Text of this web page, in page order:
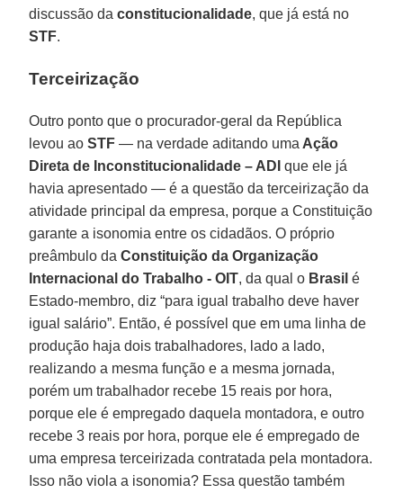
discussão daconstitucionalidade, que já está no
STF.
Terceirização
Outro ponto que o procurador-geral da República
levou aoSTF — na verdade aditando uma Ação
Direta de Inconstitucionalidade – ADI que ele já
havia apresentado — é a questão da terceirização da
atividade principal da empresa, porque a Constituição
garante a isonomia entre os cidadãos. O próprio
preâmbulo da Constituição da Organização
Internacional do Trabalho - OIT, da qual o Brasil é
Estado-membro, diz “para igual trabalho deve haver
igual salário”. Então, é possível que em uma linha de
produção haja dois trabalhadores, lado a lado,
realizando a mesma função e a mesma jornada,
porém um trabalhador recebe 15 reais por hora,
porque ele é empregado daquela montadora, e outro
recebe 3 reais por hora, porque ele é empregado de
uma empresa terceirizada contratada pela montadora.
Isso não viola a isonomia? Essa questão também